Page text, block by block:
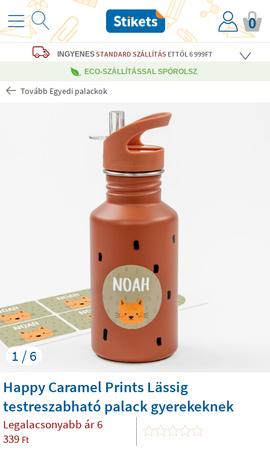
0
INGYENESSTANDARD SZÁLLÍTÁS ETTŐL 6 999FT
ECO-SZÁLLÍTÁSSAL SPÓROLSZ
Tovább Egyedi palackok
1 / 6
Happy Caramel Prints Lässig
testreszabható palack gyerekeknek
Legalacsonyabb ár 6
339 Ft